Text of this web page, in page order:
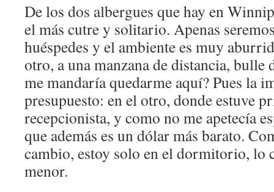
De los dos albergues que hay en
el más cutre y solitario. Apenas
huéspedes y el ambiente es muy
otro, a una manzana de distancia, bulle
me mandaría quedarme aquí? Pues la
presupuesto: en el otro, donde estuve
recepcionista, y como no me apetecía
que además es un dólar más barato.
cambio, estoy solo en el dormitorio, lo
menor.